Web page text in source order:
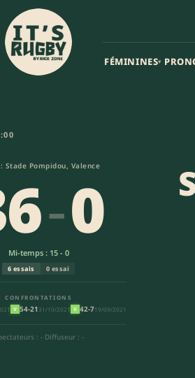
FÉMININES▾
(36-0) |
Stade Pompidou, Valence
-0
Mi-temps : 15 - 0
6 essais 0 essai
CONFRONTATIONS
V 54-21 31/10/2021 V 42-719/09/2021
: -·Diffuseur : -